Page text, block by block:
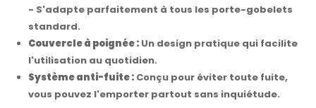
- S'adapte parfaitement à tous les porte-gobelets
standard.
Couvercle à poignée : Un design pratique qui facilite
l'utilisation au quotidien.
Système anti-fuite : Conçu pour éviter toute fuite,
vous pouvez l'emporter partout sans inquiétude.